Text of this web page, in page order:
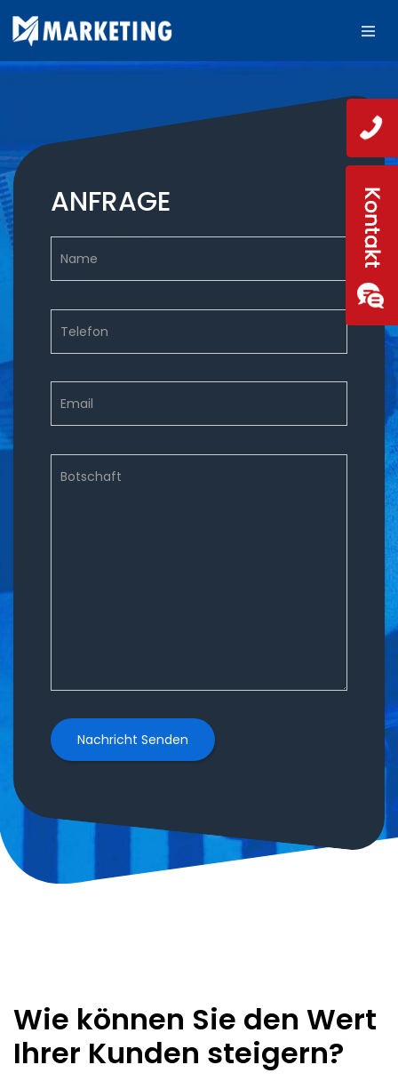
ANFRAGE
Wie können Sie den Wert
Ihrer Kunden steigern?